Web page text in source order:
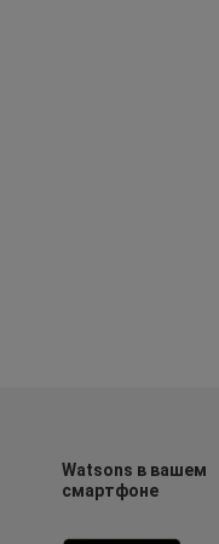
Watsons в вашем
смартфоне